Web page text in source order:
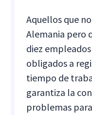
Aquellos que
Alemania pero
diez
obligados a
tiempo de
garantiza la
problemas